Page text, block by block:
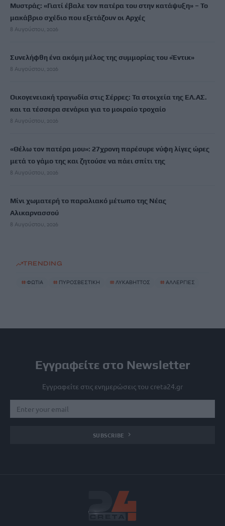
Μυστράς: «Γιατί έβαλε τον πατέρα του στην κατάψυξη» – Το
μακάβριο σχέδιο που εξετάζουν οι Αρχές
8 Αυγούστου, 2026
Συνελήφθη ένα ακόμη μέλος της συμμορίας του «Έντικ»
8 Αυγούστου, 2026
Οικογενειακή τραγωδία στις Σέρρες: Τα στοιχεία της ΕΛ.ΑΣ.
και τα τέσσερα σενάρια για το μοιραίο τροχαίο
8 Αυγούστου, 2026
«Θέλω τον πατέρα μου»: 27χρονη παρέσυρε νύφη λίγες ώρες
μετά το γάμο της και ζητούσε να πάει σπίτι της
8 Αυγούστου, 2026
Μίνι χωματερή το παραλιακό μέτωπο της Νέας
Αλικαρνασσού
8 Αυγούστου, 2026
TRENDING
#ΦΩΤΙΑ # ΠΥΡΟΣΒΕΣΤΙΚΗ # ΛΥΚΑΒΗΤΤΟΣ # ΑΛΛΕΡΓΙΕΣ
Εγγραφείτε στο Newsletter
Εγγραφείτε στις ενημερώσεις του creta24.gr
SUBSCRIBE